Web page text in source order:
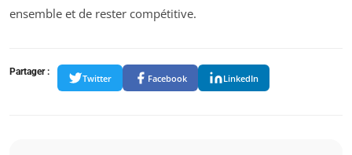
ensemble et de rester compétitive.
Partager :
Twitter Facebook LinkedIn